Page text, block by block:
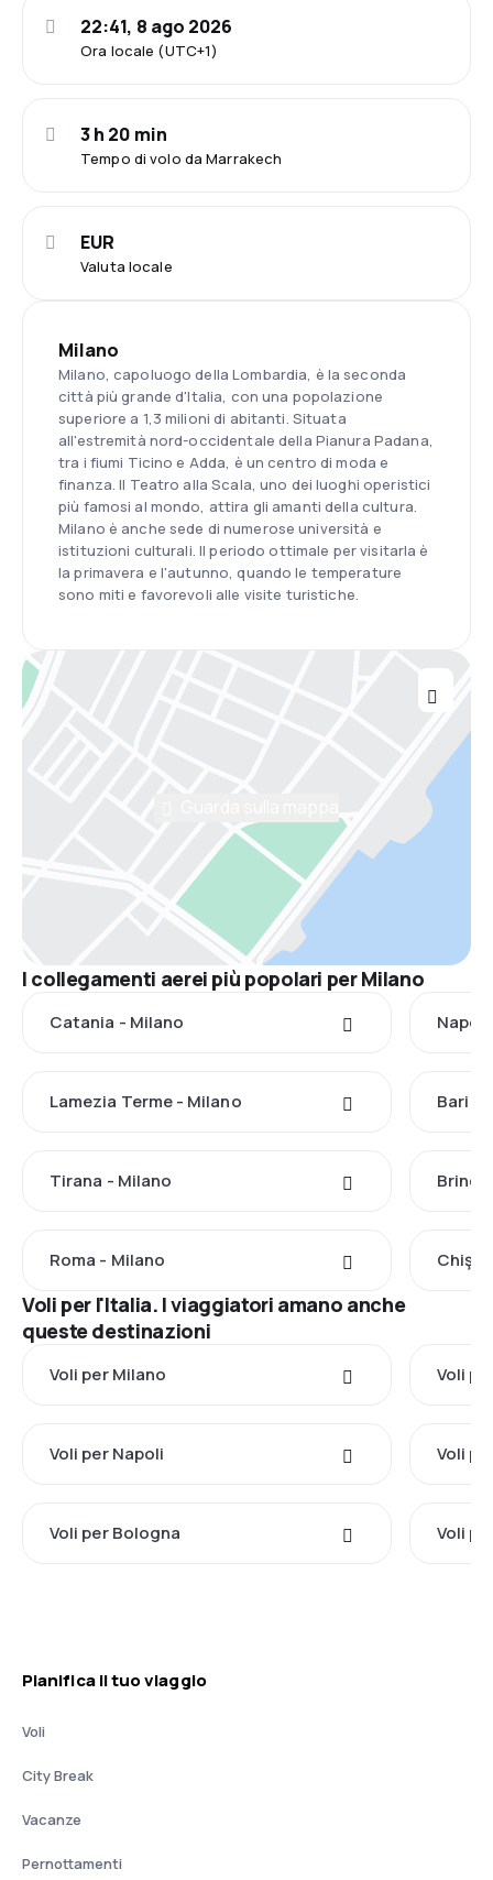
Ora locale (UTC+1)
22:41, 8 ago 2026
Tempo di volo da Marrakech
3 h 20 min
Valuta locale
EUR
Milano
Milano, capoluogo della Lombardia, è la seconda
città più grande d'Italia, con una popolazione
superiore a 1,3 milioni di abitanti. Situata
all'estremità nord-occidentale della Pianura Padana,
tra i fiumi Ticino e Adda, è un centro di moda e
finanza. Il Teatro alla Scala, uno dei luoghi operistici
più famosi al mondo, attira gli amanti della cultura.
Milano è anche sede di numerose università e
istituzioni culturali. Il periodo ottimale per visitarla è
la primavera e l'autunno, quando le temperature
sono miti e favorevoli alle visite turistiche.
I collegamenti aerei più popolari per Milano
Catania - Milano
Lamezia Terme - Milano Bari -
Tirana - Milano
Roma - Milano
Voli per l'Italia. I viaggiatori amano anche
queste destinazioni
Voli per Milano Voli
Voli per Napoli Voli
Voli per Bologna Voli
Pianifica il tuo viaggio
Voli
City Break
Vacanze
Pernottamenti